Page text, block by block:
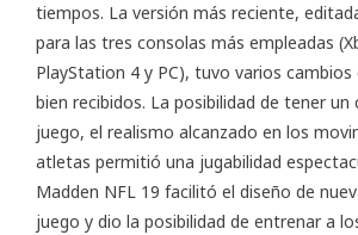
tiempos. La versión más reciente,
para las tres consolas más empleadas
PlayStation 4 y PC), tuvo varios
bien recibidos. La posibilidad de tener
juego, el realismo alcanzado en los
atletas permitió una jugabilidad
Madden NFL 19 facilitó el diseño de
juego y dio la posibilidad de entrenar a